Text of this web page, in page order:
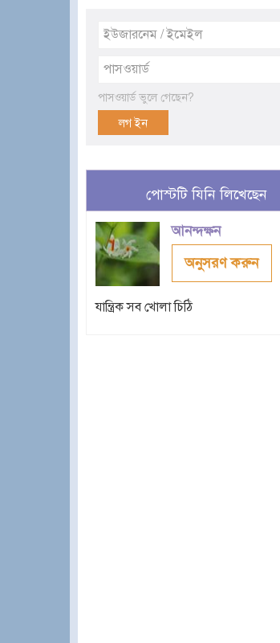
পাসওয়ার্ড ভুলে গেছেন?
পোস্টটি যিনি লিখেছেন
আনন্দক্ষন
অনুসরণ করুন
যান্ত্রিক সব খোলা চিঠি